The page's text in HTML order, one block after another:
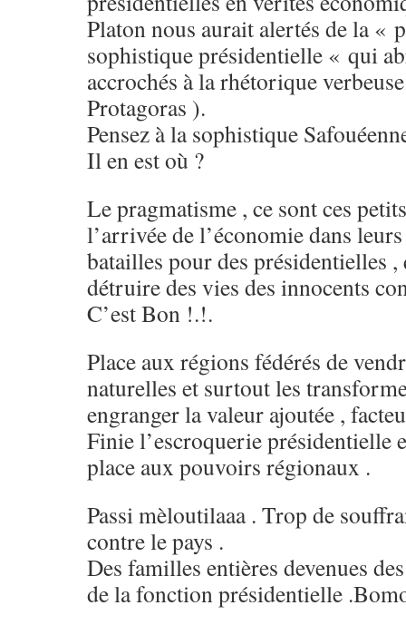
Platon nous aurait alertés de la «
sophistique présidentielle « qui
accrochés à la rhétorique
Protagoras ).
Pensez à la sophistique
Il en est où ?
Le pragmatisme , ce sont ces
l’arrivée de l’économie dans
batailles pour des présidentielles
détruire des vies des innocents
C’est Bon !.!.
Place aux régions fédérés de
naturelles et surtout les
engranger la valeur ajoutée ,
Finie l’escroquerie présidentielle
place aux pouvoirs régionaux .
Passi mèloutilaaa . Trop de
contre le pays .
Des familles entières devenues
de la fonction présidentielle